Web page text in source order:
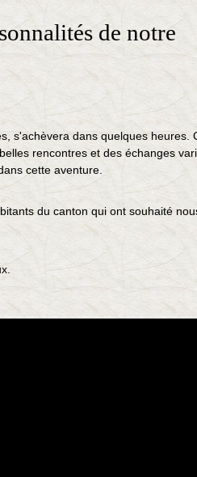
de notre
s'achèvera dans quelques heures.
rencontres et des échanges
cette aventure.
du canton qui ont souhaité